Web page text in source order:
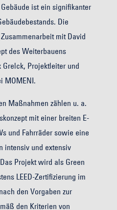
ist ein signifikanter
Die
mit David
des Weiterbauens
Grelck, Projektleiter und
MOMENI.
Maßnahmen zählen u. a.
mit einer breiten E-
und Fahrräder sowie eine
intensiv und extensiv
Projekt wird als Green
LEED-Zertifizierung im
den Vorgaben zur
den Kriterien von